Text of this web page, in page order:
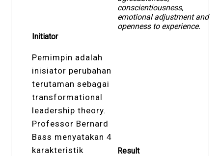
conscientiousness,
emotional adjustment and
openness to experience.
Initiator
Pemimpin adalah
inisiator perubahan
terutaman sebagai
transformational
leadership theory.
Professor Bernard
Bass menyatakan 4
karakteristik
Result